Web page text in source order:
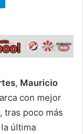
, Mauricio
con mejor
tras poco más
última